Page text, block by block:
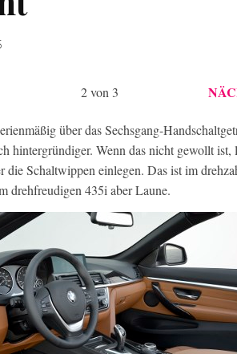
2 von 3
über das Sechsgang-
hintergründiger. Wenn das nicht gewollt ist,
die Schaltwippen einlegen. Das ist im
drehfreudigen 435i aber Laune.